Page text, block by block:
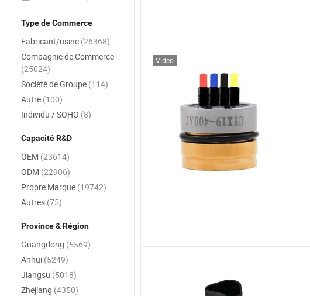
Vidéo
Type de Commerce
Fabricant/usine (26368)
Compagnie de Commerce
(25024)
Société de Groupe (114)
Autre (100)
Individu / SOHO (8)
Capacité R&D
OEM (23614)
ODM (22906)
Propre Marque (19742)
Autres (75)
Province & Région
Guangdong (5569)
Anhui (5249)
Jiangsu (5018)
Zhejiang (4350)